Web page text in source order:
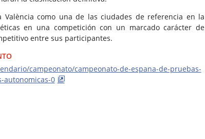
València como una de las ciudades de referencia en la
en una competición con un marcado carácter de
entre sus participantes.
campeonato/campeonato-de-espana-de-pruebas-
autonomicas-0